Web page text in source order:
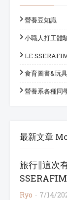
營養豆知識
小職人打工體
LE
食育圖書&玩具
營養系各種同
最新文章
旅行∥這次
Ryo 7/14/